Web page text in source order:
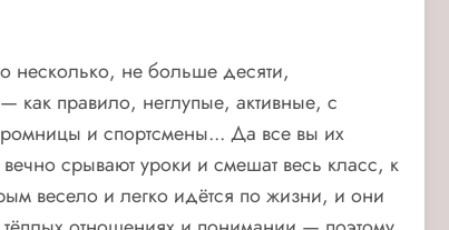
несколько, не больше десяти,
как правило, неглупые, активные, с
и спортсмены... Да все вы их
срывают уроки и смешат весь класс, к
весело и легко идётся по жизни, и они